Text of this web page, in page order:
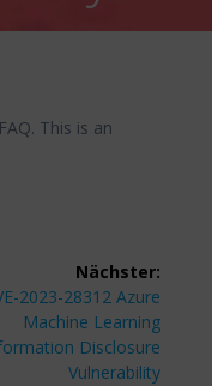
This is an
Nächster:
2023-28312 Azure
Machine Learning
Disclosure
Vulnerability